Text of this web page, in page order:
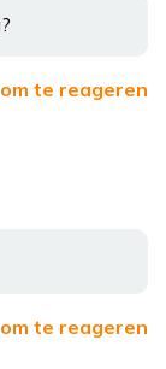
te reageren
te reageren